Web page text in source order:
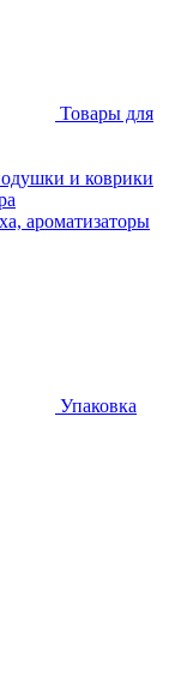
Товары для
и коврики
ароматизаторы
Упаковка